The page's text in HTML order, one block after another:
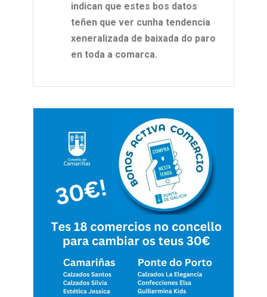
indican que estes bos datos
teñen que ver cunha tendencia
xeneralizada de baixada do paro
en toda a comarca.